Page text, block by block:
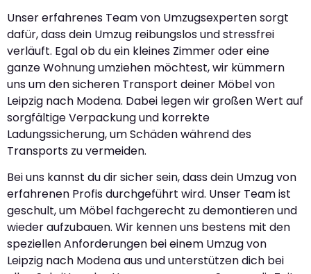
Unser erfahrenes Team von Umzugsexperten sorgt
dafür, dass dein Umzug reibungslos und stressfrei
verläuft. Egal ob du ein kleines Zimmer oder eine
ganze Wohnung umziehen möchtest, wir kümmern
uns um den sicheren Transport deiner Möbel von
Leipzig nach Modena. Dabei legen wir großen Wert auf
sorgfältige Verpackung und korrekte
Ladungssicherung, um Schäden während des
Transports zu vermeiden.
Bei uns kannst du dir sicher sein, dass dein Umzug von
erfahrenen Profis durchgeführt wird. Unser Team ist
geschult, um Möbel fachgerecht zu demontieren und
wieder aufzubauen. Wir kennen uns bestens mit den
speziellen Anforderungen bei einem Umzug von
Leipzig nach Modena aus und unterstützen dich bei